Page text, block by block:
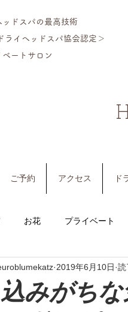
ドスパの最高技術
ライヘッドスパ協会認定＞
ートサロン​
ご予約 アクセス ド
お花 プライベート
みがち
2019年6月10日 読